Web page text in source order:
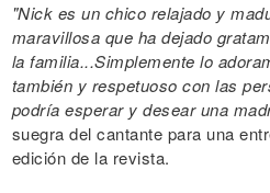
"Nick es un chico relajado y
maravillosa que ha dejado
la familia...Simplemente lo
también y respetuoso con las
podría esperar y desear una
suegra del cantante para una
edición de la revista.